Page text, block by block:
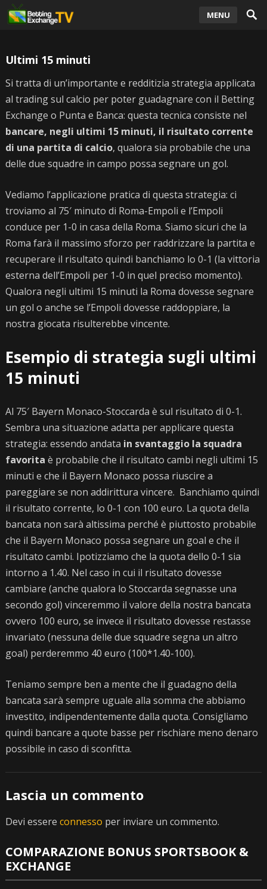
MENU
Ultimi 15 minuti
Si tratta di un’importante e redditizia strategia applicata
al trading sul calcio per poter guadagnare con il Betting
Exchange o Punta e Banca: questa tecnica consiste nel
bancare, negli ultimi 15 minuti, il risultato corrente
di una partita di calcio, qualora sia probabile che una
delle due squadre in campo possa segnare un gol.
Vediamo l’applicazione pratica di questa strategia: ci
troviamo al 75′ minuto di Roma-Empoli e l’Empoli
conduce per 1-0 in casa della Roma. Siamo sicuri che la
Roma farà il massimo sforzo per raddrizzare la partita e
recuperare il risultato quindi banchiamo lo 0-1 (la vittoria
esterna dell’Empoli per 1-0 in quel preciso momento).
Qualora negli ultimi 15 minuti la Roma dovesse segnare
un gol o anche se l’Empoli dovesse raddoppiare, la
nostra giocata risulterebbe vincente.
Esempio di strategia sugli ultimi
15 minuti
Al 75′ Bayern Monaco-Stoccarda è sul risultato di 0-1.
Sembra una situazione adatta per applicare questa
strategia: essendo andata in svantaggio la squadra
favorita è probabile che il risultato cambi negli ultimi 15
minuti e che il Bayern Monaco possa riuscire a
pareggiare se non addirittura vincere. Banchiamo quindi
il risultato corrente, lo 0-1 con 100 euro. La quota della
bancata non sarà altissima perché è piuttosto probabile
che il Bayern Monaco possa segnare un goal e che il
risultato cambi. Ipotizziamo che la quota dello 0-1 sia
intorno a 1.40. Nel caso in cui il risultato dovesse
cambiare (anche qualora lo Stoccarda segnasse una
secondo gol) vinceremmo il valore della nostra bancata
ovvero 100 euro, se invece il risultato dovesse restasse
invariato (nessuna delle due squadre segna un altro
goal) perderemmo 40 euro (100*1.40-100).
Teniamo sempre ben a mente che il guadagno della
bancata sarà sempre uguale alla somma che abbiamo
investito, indipendentemente dalla quota. Consigliamo
quindi bancare a quote basse per rischiare meno denaro
possibile in caso di sconfitta.
Lascia un commento
Devi essere connesso per inviare un commento.
COMPARAZIONE BONUS SPORTSBOOK &
EXCHANGE